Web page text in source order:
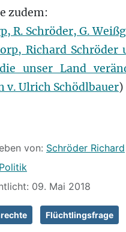
zudem:
R. Schröder, G.
Richard
unser Land
v. Ulrich Schödlbauer)
von: Schröder Richard
Politik
09. Mai 2018
Flüchtlingsfrage